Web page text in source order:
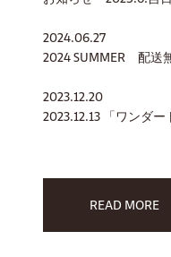
2024.06.27
2024 SUMMER 配送
2023.12.20
2023.12.13 「ワンダ
READ MORE